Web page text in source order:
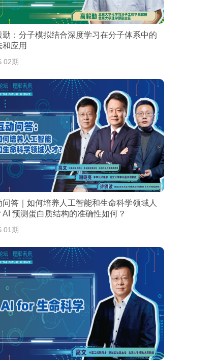
勤：分子模拟结合深度学习在分子体系中的
和应用
02期
问答｜如何培养人工智能和生命科学领域人
AI 预测蛋白质结构的准确性如何？
01期